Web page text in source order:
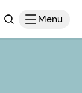
Recherche
Menu